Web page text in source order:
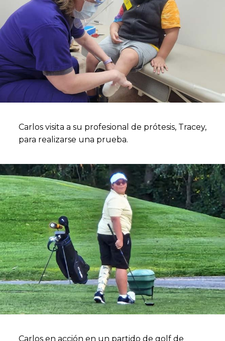
Carlos visita a su profesional de prótesis, Tracey,
para realizarse una prueba.
Carlos en acción en un partido de golf de